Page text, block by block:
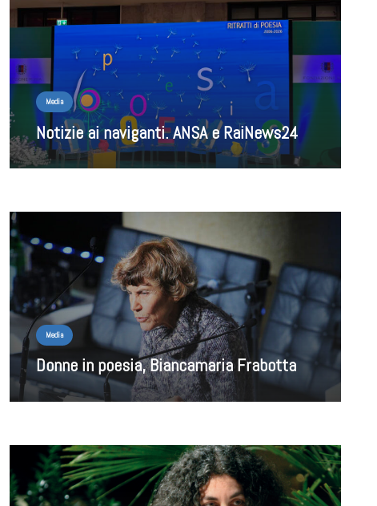
Media
Notizie ai naviganti. ANSA e RaiNews24
Media
Donne in poesia, Biancamaria Frabotta